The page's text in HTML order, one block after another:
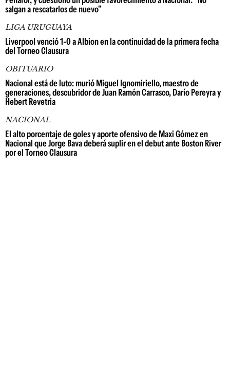
salgan a rescatarlos de nuevo"
LIGA URUGUAYA
Liverpool venció 1-0 a Albion en la continuidad de la primera fecha
del Torneo Clausura
OBITUARIO
Nacional está de luto: murió Miguel Ignomiriello, maestro de
generaciones, descubridor de Juan Ramón Carrasco, Darío Pereyra y
Hebert Revetria
NACIONAL
El alto porcentaje de goles y aporte ofensivo de Maxi Gómez en
Nacional que Jorge Bava deberá suplir en el debut ante Boston River
por el Torneo Clausura